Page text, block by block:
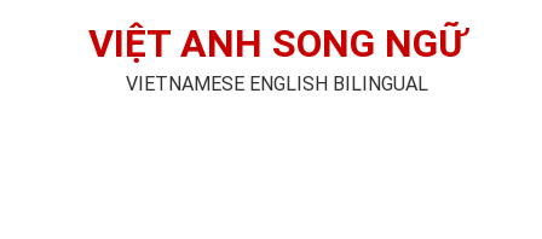
VIỆT ANH SONG NGỮ
VIETNAMESE ENGLISH BILINGUAL